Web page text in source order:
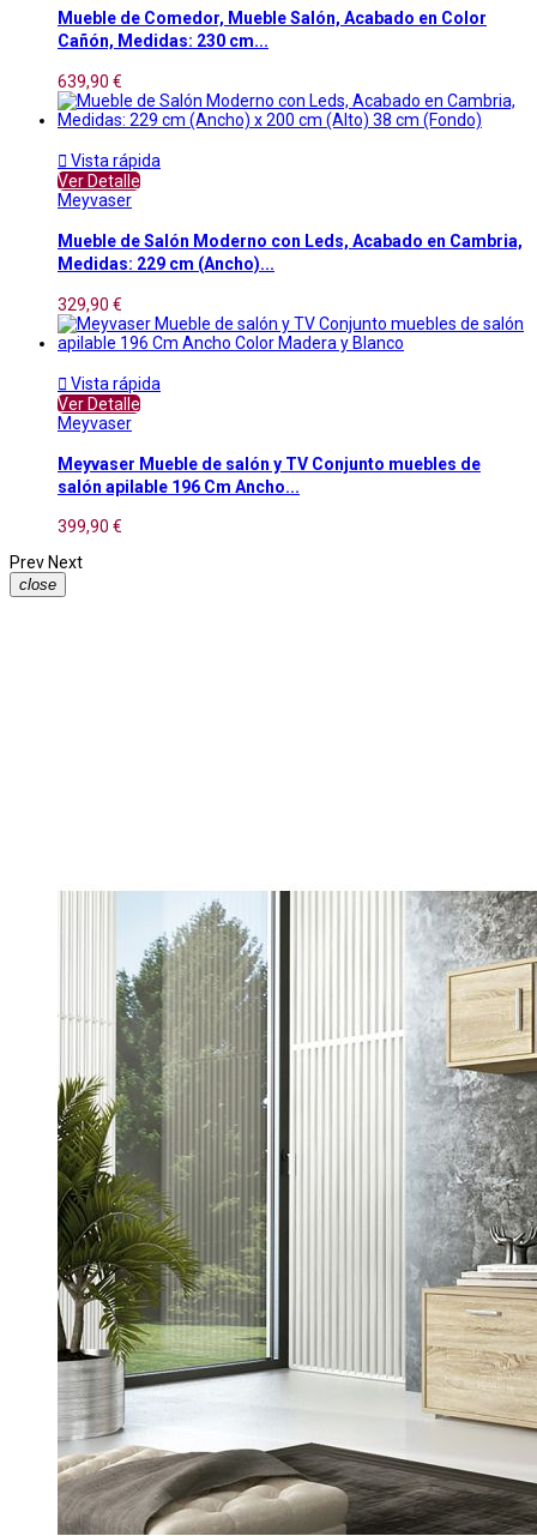
Mueble de Comedor, Mueble Salón, Acabado en Color
Cañón, Medidas: 230 cm...
639,90 €
 Vista rápida
Ver Detalle
Meyvaser
Mueble de Salón Moderno con Leds, Acabado en Cambria,
Medidas: 229 cm (Ancho)...
329,90 €
 Vista rápida
Ver Detalle
Meyvaser
Meyvaser Mueble de salón y TV Conjunto muebles de
salón apilable 196 Cm Ancho...
399,90 €
Prev Next
close